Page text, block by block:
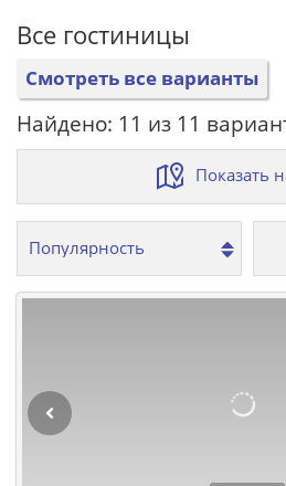
Все гостиницы
Смотреть все варианты
Найдено: 11 из 11
Показать